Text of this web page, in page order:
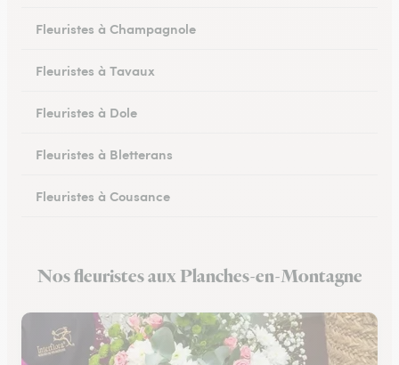
Fleuristes à Champagnole
Fleuristes à Tavaux
Fleuristes à Dole
Fleuristes à Bletterans
Fleuristes à Cousance
Fleuristes à Moirans-en-Montagne
Nos fleuristes aux Planches-en-Montagne